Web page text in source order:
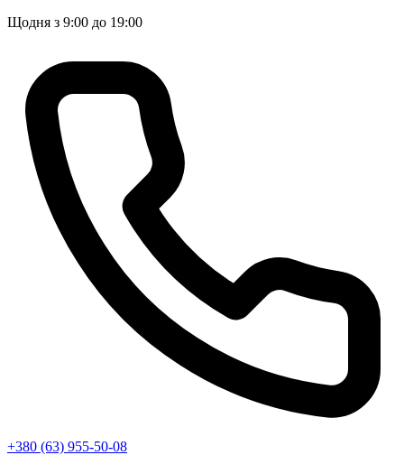
Щодня з 9:00 до 19:00
+380 (63) 955-50-08